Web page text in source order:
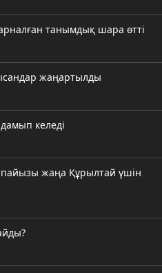
танымдық шара өтті
жаңартылды
келеді
жаңа Құрылтай үшін